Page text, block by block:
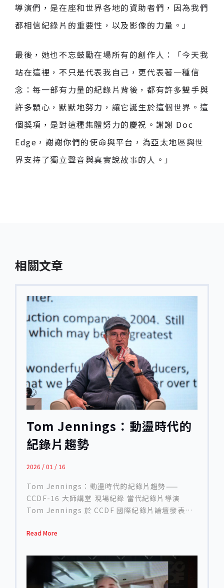
導演們，是在座和世界各地的資助者們，因為我們
都相信紀錄片的重要性，以及影像的力量。」
最後，她也不忘鼓勵在場所有的創作人：「今天我
站在這裡，不只是代表我自己，更代表著一種信
念：每一部有力量的紀錄片背後，都有許多雙手與
許多顆心，默默地努力，讓它誕生於這個世界。這
個獎項，是對這種集體努力的慶祝。謝謝 Doc
Edge，謝謝你們的使命與平台，為亞太地區與世
界支持了獨立聲音與真實說故事的人。」
相關文章
Tom Jennings：動盪時代的
紀錄片趨勢
2026 / 01 / 16
Tom Jennings：動盪時代的紀錄片趨勢——
CCDF-16 大師講堂 現場紀錄 當代紀錄片導演
Tom Jennings 於 CCDF 國際紀錄片論壇發表主
他多年在國際市場的觀察與實務經驗。由世界科學
場對談，以「Perfect Storm（完美風暴）」開
場，象徵紀錄片產業正遭遇前所未有的挑戰——財
務不穩、全球局勢動盪、AI 技術威脅、企業併購與
Read More